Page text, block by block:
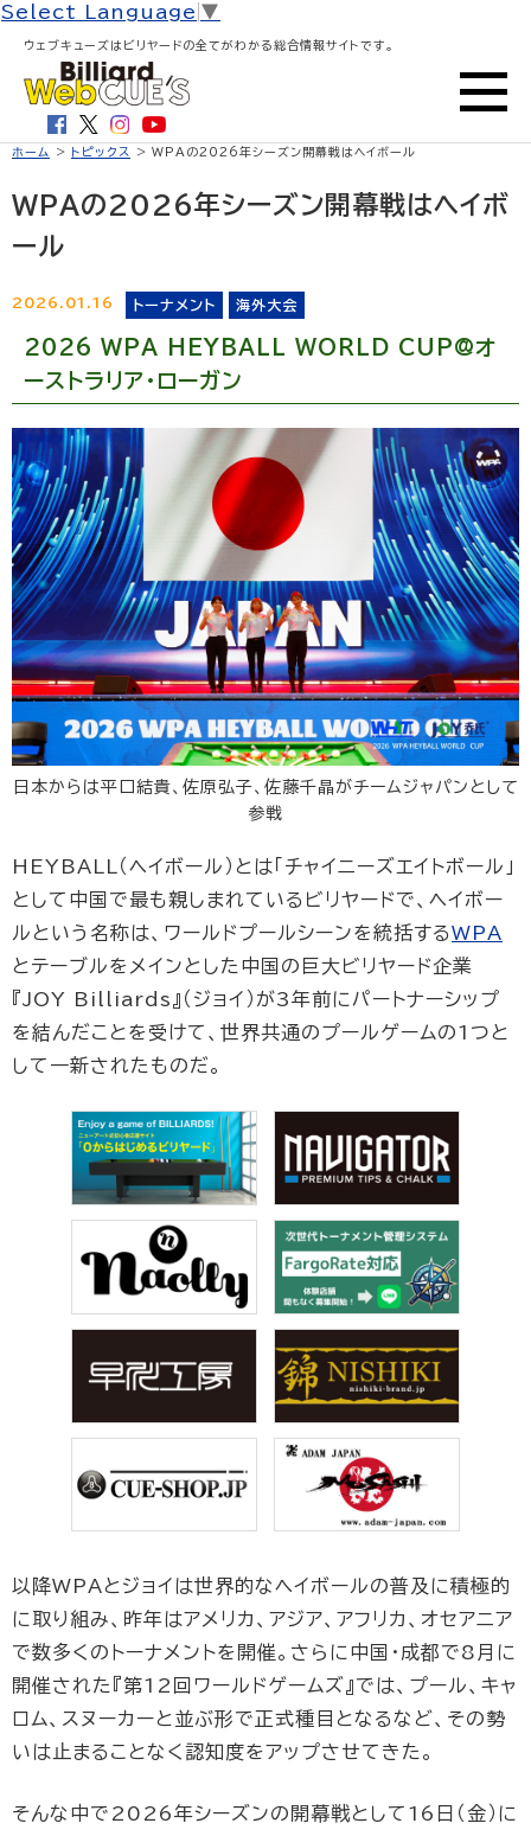
Select Language ▼
ウェブキューズはビリヤードの全てがわかる総合情報サイトです。
ホーム > トピックス > WPAの2026年シーズン開幕戦はヘイボール
WPAの2026年シーズン開幕戦はヘイボ
ール
2026.01.16 トーナメント 海外大会
2026 WPA HEYBALL WORLD CUP@オ
ーストラリア・ローガン
日本からは平口結貴、佐原弘子、佐藤千晶がチームジャパンとして
参戦
HEYBALL（ヘイボール）とは「チャイニーズエイトボール」
として中国で最も親しまれているビリヤードで、ヘイボー
ルという名称は、ワールドプールシーンを統括するWPA
とテーブルをメインとした中国の巨大ビリヤード企業
『JOY Billiards』（ジョイ）が3年前にパートナーシップ
を結んだことを受けて、世界共通のプールゲームの1つと
して一新されたものだ。
以降WPAとジョイは世界的なヘイボールの普及に積極的
に取り組み、昨年はアメリカ、アジア、アフリカ、オセアニア
で数多くのトーナメントを開催。さらに中国・成都で8月に
開催された『第12回ワールドゲームズ』では、プール、キャ
ロム、スヌーカーと並ぶ形で正式種目となるなど、その勢
いは止まることなく認知度をアップさせてきた。
そんな中で2026年シーズンの開幕戦として16日（金）に